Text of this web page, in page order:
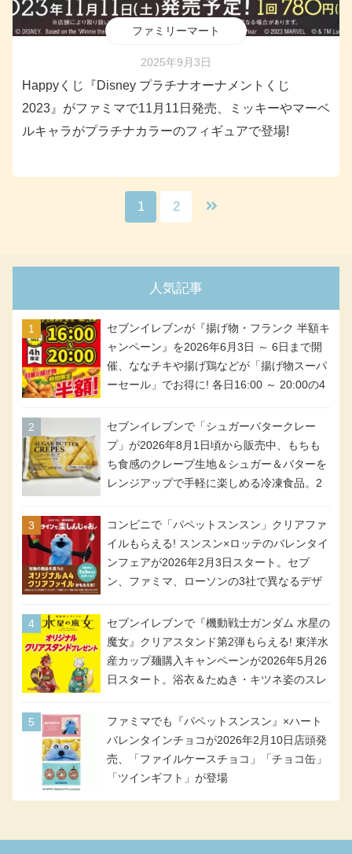
ファミリーマート
2025年9月3日
Happyくじ『Disney プラチナオーナメントくじ
2023』がファミマで11月11日発売、ミッキーやマーベ
ルキャラがプラチナカラーのフィギュアで登場!
1 2
人気記事
セブンイレブンが『揚げ物・フランク 半額キ
ャンペーン』を2026年6月3日 ～ 6日まで開
催、ななチキや揚げ鶏などが「揚げ物スーパ
ーセール」でお得に! 各日16:00 ～ 20:00の4
アメリカンドッグが税抜き69円!
セブンイレブンで「シュガーバタークレー
プ」が2026年8月1日頃から販売中、もちも
ち食感のクレープ生地＆シュガー＆バターを
レンジアップで手軽に楽しめる冷凍食品。2
コンビニで「パペットスンスン」クリアファ
イルもらえる! スンスン×ロッテのバレンタイ
ンフェアが2026年2月3日スタート。セブ
ン、ファミマ、ローソンの3社で異なるデザ
セブンイレブンで『機動戦士ガンダム 水星の
魔女』クリアスタンド第2弾もらえる! 東洋水
産カップ麺購入キャンペーンが2026年5月26
日スタート。浴衣＆たぬき・キツネ姿のスレ
号・5号) / シャディクが全6種のクリアスタ
ンドになって登場!
ファミマでも『パペットスンスン』×ハート
バレンタインチョコが2026年2月10日店頭発
売、「ファイルケースチョコ」「チョコ缶」
「ツインギフト」が登場